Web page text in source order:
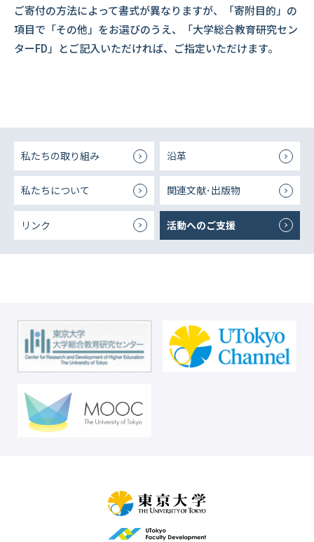
ご寄付の方法によって書式が異なりますが、「寄附目的」の
項目で「その他」をお選びのうえ、「大学総合教育研究セン
ターFD」とご記入いただければ、ご指定いただけます。
私たちの取り組み 沿革
私たちについて 関連文献･出版物
リンク 活動へのご支援